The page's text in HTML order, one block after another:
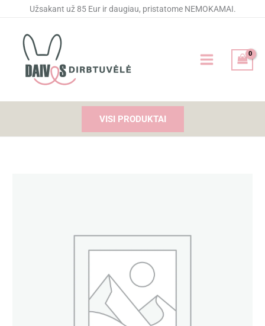
Užsakant už 85 Eur ir daugiau, pristatome NEMOKAMAI.
VISI PRODUKTAI